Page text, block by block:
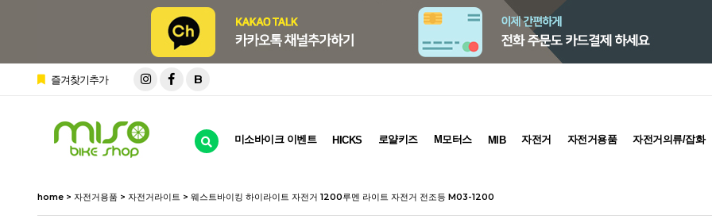
즐겨찾기추가 B
미소바이크 이벤트 HICKS 로얄키즈 M모터스 MIB 자전거 자전거용품 자전거의류/잡화
home > 자전거용품 > 자전거라이트 > 웨스트바이킹 하이라이트 자전거 1200루멘 라이트 자전거 전조등 M03-1200